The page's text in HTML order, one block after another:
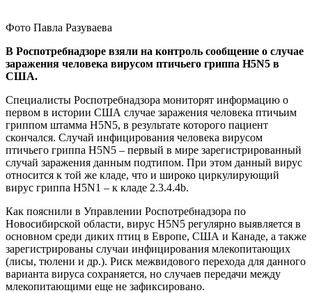
Фото Павла Разуваева
В Роспотребнадзоре взяли на контроль сообщение о случае
заражения человека вирусом птичьего гриппа H5N5 в
США.
Специалисты Роспотребнадзора мониторят информацию о
первом в истории США случае заражения человека птичьим
гриппом штамма H5N5, в результате которого пациент
скончался. Случай инфицирования человека вирусом
птичьего гриппа H5N5 – первый в мире зарегистрированный
случай заражения данным подтипом. При этом данный вирус
относится к той же кладе, что и широко циркулирующий
вирус гриппа H5N1 – к кладе 2.3.4.4b.
Как пояснили в Управлении Роспотребнадзора по
Новосибирской области, вирус H5N5 регулярно выявляется в
основном среди диких птиц в Европе, США и Канаде, а также
зарегистрированы случаи инфицирования млекопитающих
(лисы, тюлени и др.). Риск межвидового перехода для данного
варианта вируса сохраняется, но случаев передачи между
млекопитающими еще не зафиксировано.